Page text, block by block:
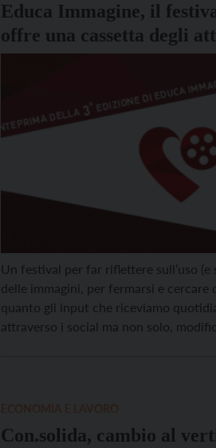
Educa Immagine, il
offre una cassetta degli
media
Un festival per far riflettere sull’uso (e
delle immagini, per fermarsi e cercare
quanto gli input che riceviamo
attraverso i social ma non solo,
Con.solida, cambio al